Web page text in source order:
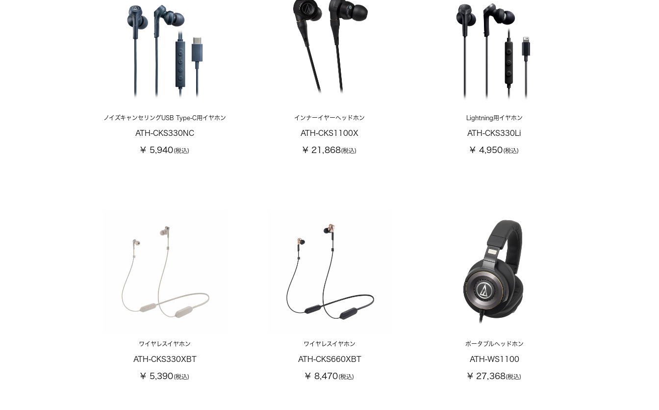
ノイズキャンセリングUSB Type-C用イヤホン
ATH-CKS330NC
¥ 5,940(税込)
インナーイヤーヘッドホン
ATH-CKS1100X
¥ 21,868(税込)
Lightning用イヤホン
ATH-CKS330Li
¥ 4,950(税込)
ワイヤレスイヤホン
ATH-CKS330XBT
¥ 5,390(税込)
ワイヤレスイヤホン
ATH-CKS660XBT
¥ 8,470(税込)
ポータブルヘッドホン
ATH-WS1100
¥ 27,368(税込)